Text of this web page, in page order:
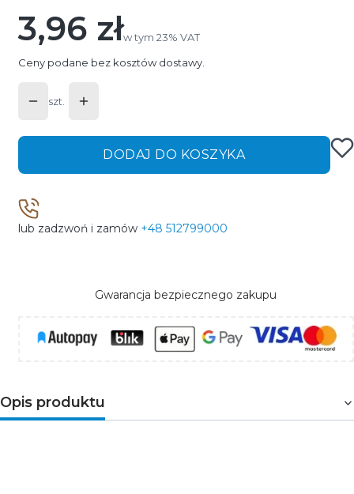
Cena
3,96 złw tym 23% VAT
w tym 23% VAT
Ceny podane bez kosztów dostawy.
szt.
DODAJ DO KOSZYKA
lub zadzwoń i zamów +48 512799000
Gwarancja bezpiecznego zakupu
Opis produktu